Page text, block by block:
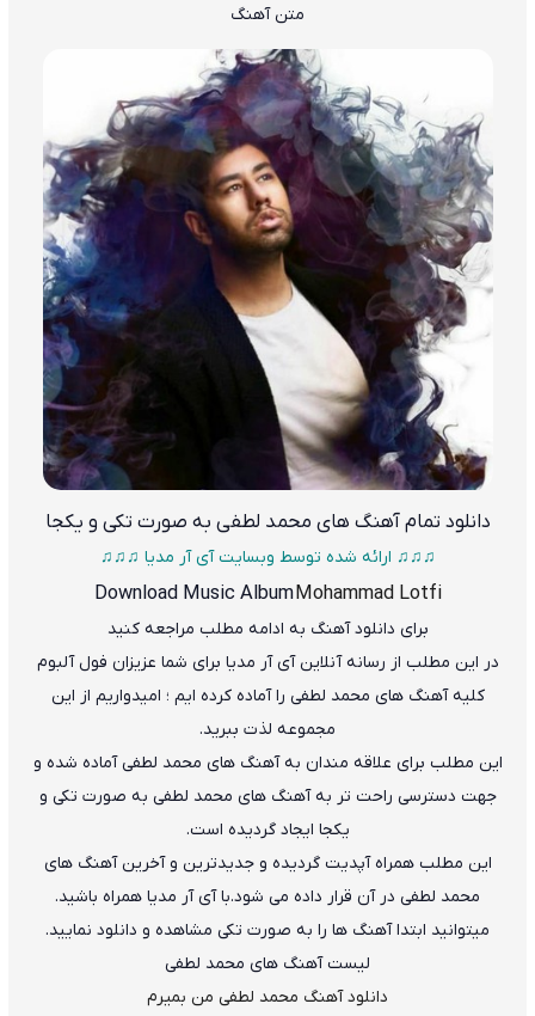
متن آهنگ
دانلود تمام آهنگ های محمد لطفی به صورت تکی و یکجا
♫♫♫ ارائه شده توسط وبسایت آی آر مدیا ♫♫♫
Download Music AlbumMohammad Lotfi
برای دانلود آهنگ به ادامه مطلب مراجعه کنید
در این مطلب از رسانه آنلاین آی آر مدیا برای شما عزیزان فول آلبوم
کلیه آهنگ های محمد لطفی را آماده کرده ایم ؛ امیدواریم از این
مجموعه لذت ببرید.
این مطلب برای علاقه مندان به آهنگ های محمد لطفی آماده شده و
جهت دسترسی راحت تر به آهنگ های محمد لطفی به صورت تکی و
یکجا ایجاد گردیده است.
این مطلب همراه آپدیت گردیده و جدیدترین و آخرین آهنگ های
محمد لطفی در آن قرار داده می شود.با آی آر مدیا همراه باشید.
میتوانید ابتدا آهنگ ها را به صورت تکی مشاهده و دانلود نمایید.
لیست آهنگ های محمد لطفی
دانلود آهنگ محمد لطفی من بمیرم